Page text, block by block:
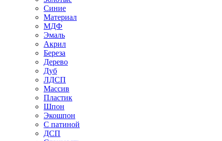
Синие
Материал
МДФ
Эмаль
Акрил
Береза
Дерево
Дуб
ЛДСП
Массив
Пластик
Шпон
Экошпон
С патиной
ДСП